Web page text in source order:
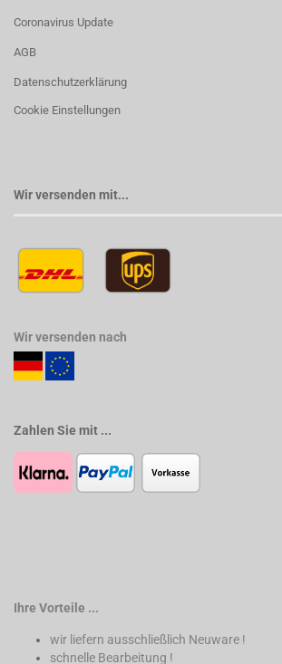
Coronavirus Update
AGB
Datenschutzerklärung
Cookie Einstellungen
Wir versenden mit...
Wir versenden nach
Zahlen Sie mit ...
Ihre Vorteile ...
wir liefern ausschließlich Neuware !
schnelle Bearbeitung !